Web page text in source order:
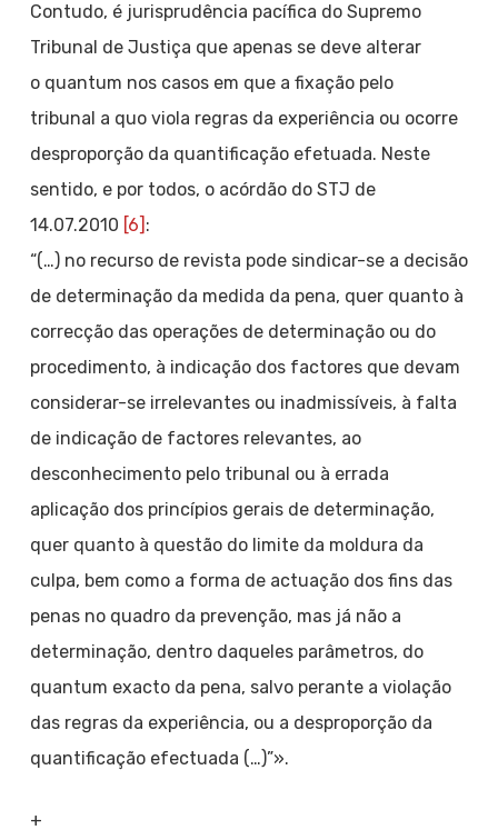
Contudo, é jurisprudência pacífica do Supremo
Tribunal de Justiça que apenas se deve alterar
o quantum nos casos em que a fixação pelo
tribunal a quo viola regras da experiência ou ocorre
desproporção da quantificação efetuada. Neste
sentido, e por todos, o acórdão do STJ de
14.07.2010 [6] :
“(…) no recurso de revista pode sindicar-se a decisão
de determinação da medida da pena, quer quanto à
correcção das operações de determinação ou do
procedimento, à indicação dos factores que devam
considerar-se irrelevantes ou inadmissíveis, à falta
de indicação de factores relevantes, ao
desconhecimento pelo tribunal ou à errada
aplicação dos princípios gerais de determinação,
quer quanto à questão do limite da moldura da
culpa, bem como a forma de actuação dos fins das
penas no quadro da prevenção, mas já não a
determinação, dentro daqueles parâmetros, do
quantum exacto da pena, salvo perante a violação
das regras da experiência, ou a desproporção da
quantificação efectuada (…)”».
+